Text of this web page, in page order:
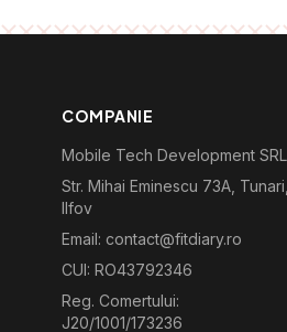
COMPANIE
Mobile Tech Development SRL
Str. Mihai Eminescu 73A, Tunari,
Ilfov
Email: contact@fitdiary.ro
CUI: RO43792346
Reg. Comertului:
J20/1001/173236